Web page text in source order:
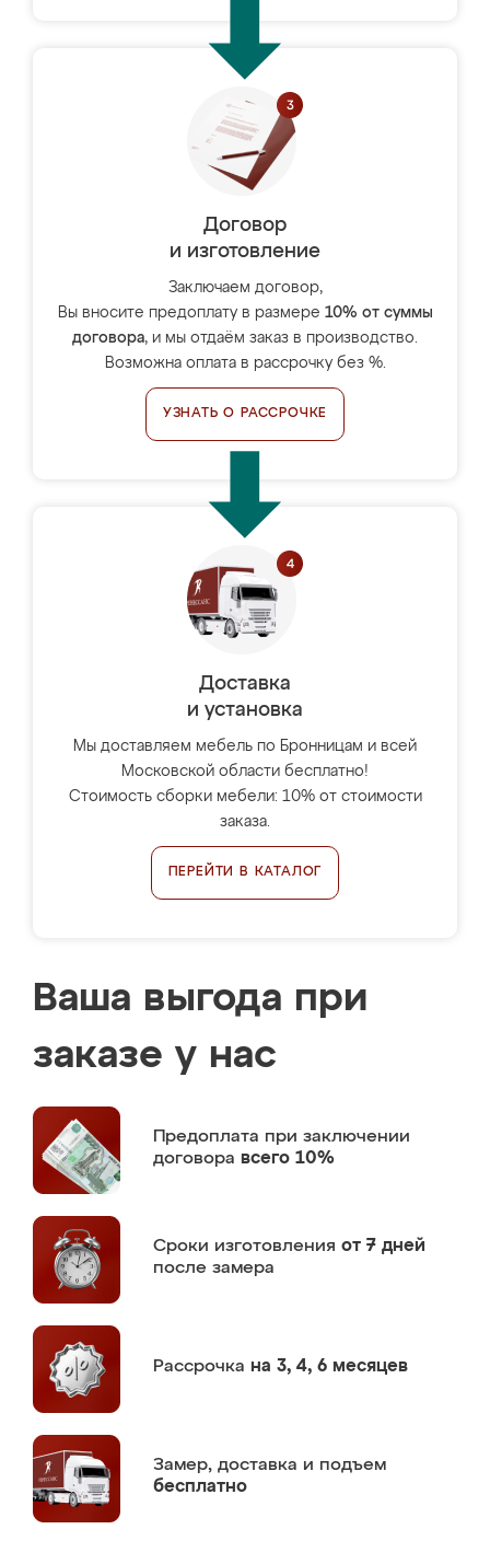
Договор
и изготовление
Заключаем договор,
Вы вносите предоплату в размере 10% от суммы
договора, и мы отдаём заказ в производство.
Возможна оплата в рассрочку без %.
УЗНАТЬ О РАССРОЧКЕ
Доставка
и установка
Мы доставляем мебель по Бронницам и всей
Московской области бесплатно!
Стоимость сборки мебели: 10% от стоимости
заказа.
ПЕРЕЙТИ В КАТАЛОГ
Ваша выгода при
заказе у нас
Предоплата при заключении
договора всего 10%
Сроки изготовления от 7 дней
после замера
Рассрочка на 3, 4, 6 месяцев
Замер, доставка и подъем
бесплатно